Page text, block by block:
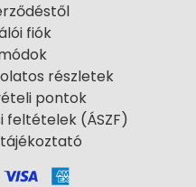
fiók
részletek
pontok
feltételek (ÁSZF)